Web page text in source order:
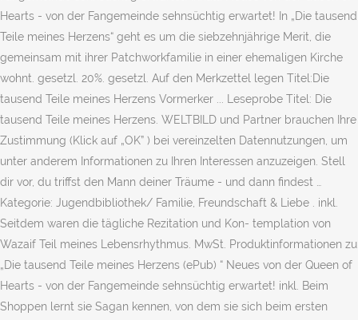
Hearts - von der Fangemeinde sehnsüchtig erwartet! In „Die tausend
Teile meines Herzens“ geht es um die siebzehnjährige Merit, die
gemeinsam mit ihrer Patchworkfamilie in einer ehemaligen Kirche
wohnt. gesetzl. 20%. gesetzl. Auf den Merkzettel legen Titel:Die
tausend Teile meines Herzens Vormerker ... Leseprobe Titel: Die
tausend Teile meines Herzens. WELTBILD und Partner brauchen Ihre
Zustimmung (Klick auf „OK” ) bei vereinzelten Datennutzungen, um
unter anderem Informationen zu Ihren Interessen anzuzeigen. Stell
dir vor, du triffst den Mann deiner Träume - und dann findest …
Kategorie: Jugendbibliothek/ Familie, Freundschaft & Liebe . inkl.
Seitdem waren die tägliche Rezitation und Kon- templation von
Wazaif Teil meines Lebensrhythmus. MwSt. Produktinformationen zu
„Die tausend Teile meines Herzens (ePub) “ Neues von der Queen of
Hearts - von der Fangemeinde sehnsüchtig erwartet! inkl. Beim
Shoppen lernt sie Sagan kennen, von dem sie sich beim ersten